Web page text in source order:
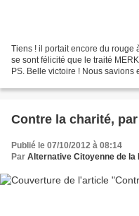
Tiens ! il portait encore du rouge
se sont félicité que le traité
PS. Belle victoire ! Nous
Contre la charité,
Publié le 07/10/2012 à 08:14
Par Alternative Citoyenne de la